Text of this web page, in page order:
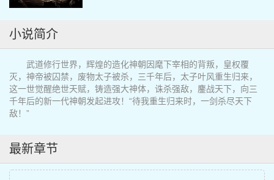
小说简介
武道修行世界，辉煌的造化神朝因麾下宰相的背叛，皇权覆
灭，神帝被囚禁，废物太子被杀，三千年后，太子叶风重生归来，
这一世觉醒绝世天赋，铸造强大神体，诛杀强敌，鏖战天下，向三
千年后的新一代神朝发起进攻！“待我重生归来时，一剑杀尽天下
敌！”
最新章节